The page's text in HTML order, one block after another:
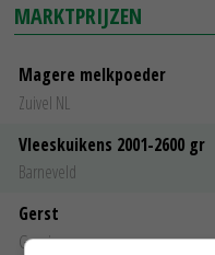
MARKTPRIJZEN
Magere melkpoeder
Zuivel NL
Vleeskuikens 2001-2600 gr
Barneveld
Gerst
Groningen